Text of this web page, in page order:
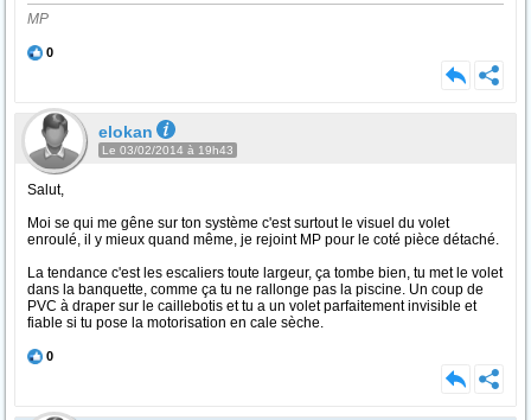
MP
0
elokan
Le 03/02/2014 à 19h43
Salut,
Moi se qui me gêne sur ton système c'est surtout le visuel du volet
enroulé, il y mieux quand même, je rejoint MP pour le coté pièce détaché.
La tendance c'est les escaliers toute largeur, ça tombe bien, tu met le volet
dans la banquette, comme ça tu ne rallonge pas la piscine. Un coup de
PVC à draper sur le caillebotis et tu a un volet parfaitement invisible et
fiable si tu pose la motorisation en cale sèche.
0